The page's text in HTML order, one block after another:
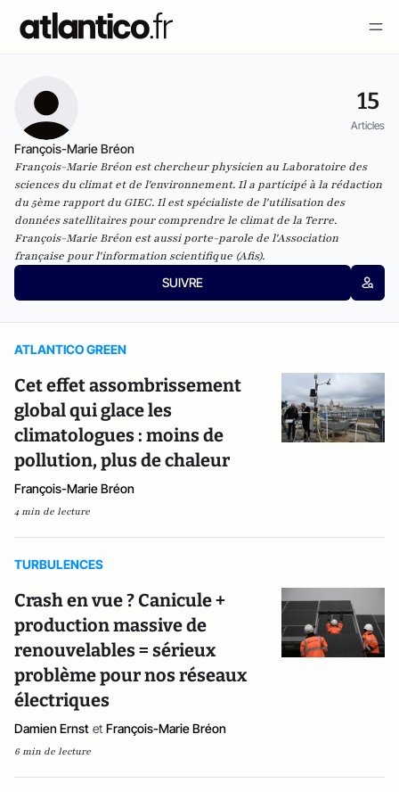
15
Articles
François-Marie Bréon
François-Marie Bréon est chercheur physicien au Laboratoire des
sciences du climat et de l'environnement. Il a participé à la rédaction
du 5ème rapport du GIEC. Il est spécialiste de l'utilisation des
données satellitaires pour comprendre le climat de la Terre.
François-Marie Bréon est aussi porte-parole de l'Association
française pour l'information scientifique (Afis).
SUIVRE
ATLANTICO GREEN
Cet effet assombrissement
global qui glace les
climatologues : moins de
pollution, plus de chaleur
François-Marie Bréon
4 min de lecture
TURBULENCES
Crash en vue ? Canicule +
production massive de
renouvelables = sérieux
problème pour nos réseaux
électriques
Damien Ernst et François-Marie Bréon
6 min de lecture